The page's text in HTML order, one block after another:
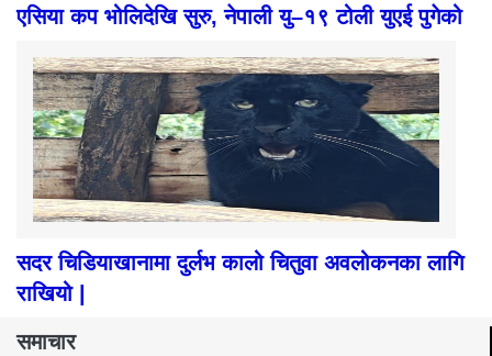
एसिया कप भोलिदेखि सुरु, नेपाली यु–१९ टोली युएई पुगेको
सदर चिडियाखानामा दुर्लभ कालो चितुवा अवलोकनका लागि
राखियो |
समाचार